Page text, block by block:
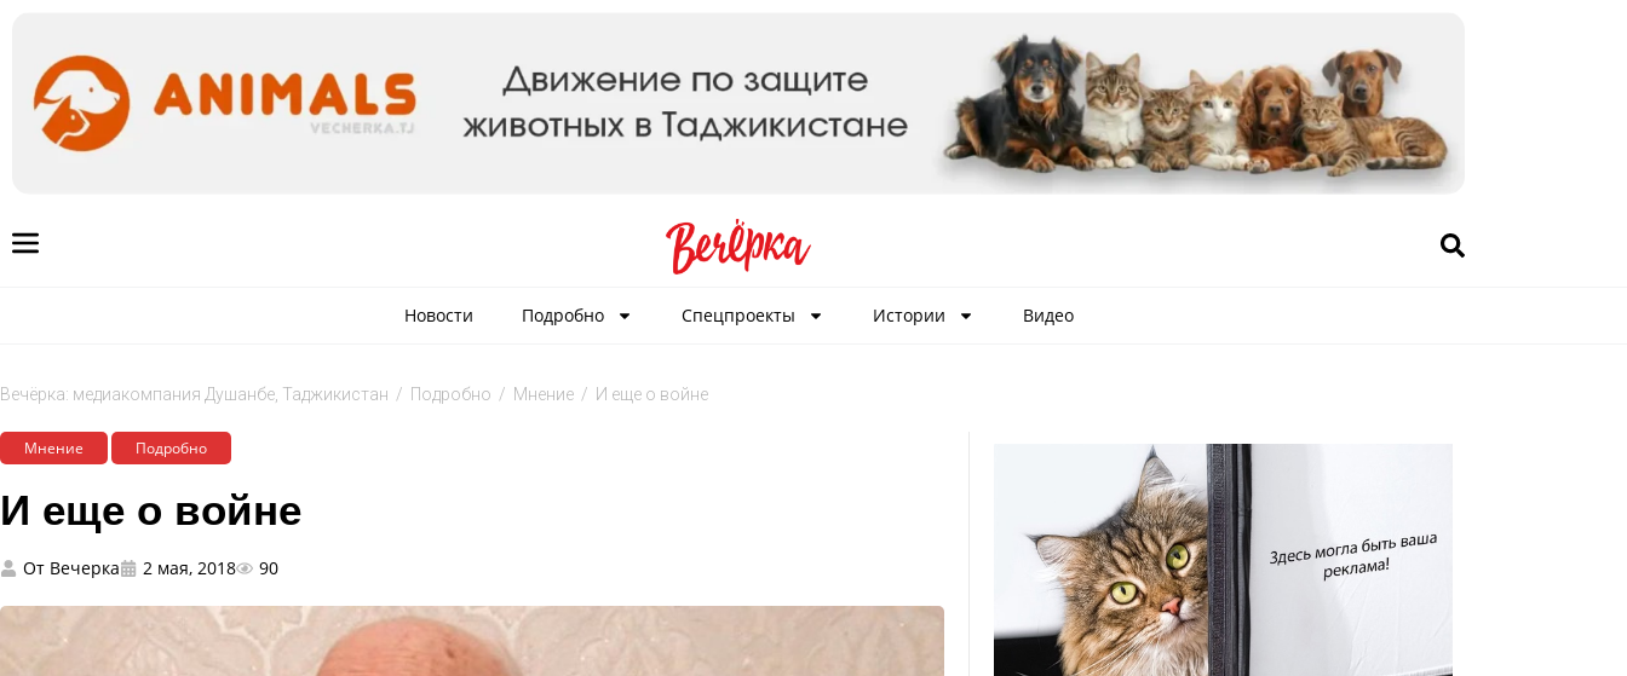
Новости Подробно Спецпроекты Истории Видео
Вечёрка: медиакомпания Душанбе, Таджикистан / Подробно / Мнение / И еще о войне
Мнение Подробно
И еще о войне
От Вечерка 2 мая, 2018 90